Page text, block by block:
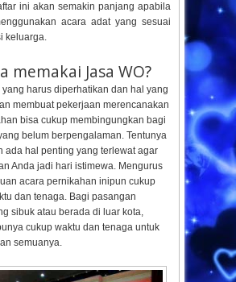
ini akan semakin panjang apabila
acara adat yang sesuai
keluarga.
memakai Jasa WO?
yang harus diperhatikan dan hal yang
membuat pekerjaan merencanakan
bisa cukup membingungkan bagi
belum berpengalaman. Tentunya
ada hal penting yang terlewat agar
Anda jadi hari istimewa. Mengurus
acara pernikahan inipun cukup
dan tenaga. Bagi pasangan
sibuk atau berada di luar kota,
cukup waktu dan tenaga untuk
semuanya.